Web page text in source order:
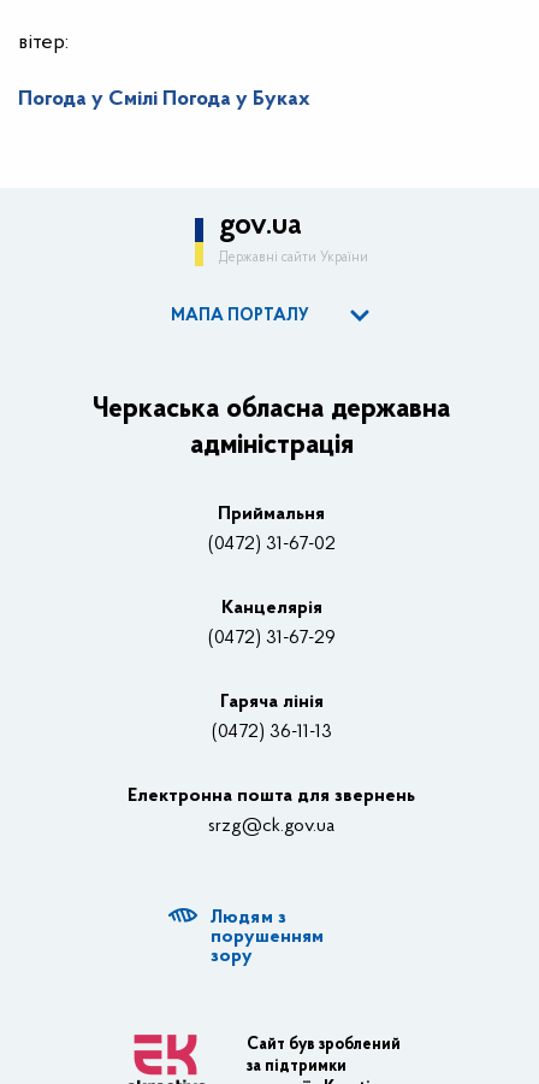
вітер:
Погода у Смілі Погода у Буках
gov.ua
Державні сайти України
МАПА ПОРТАЛУ
Керівництво адміністрації
Основні завдання та нормативно-правові засади
Нагороди
Контакти
Відеотрансляції
Структурні підрозділи ОДА
Діяльність ОДА
Транспортна інфраструктура
Черкаська обласна державна
адміністрація
Приймальня
(0472) 31-67-02
Канцелярiя
(0472) 31-67-29
Гаряча лінія
(0472) 36-11-13
Електронна пошта для звернень
srzg@ck.gov.ua
Людям з
порушенням
зору
Сайт був зроблений
за підтримки